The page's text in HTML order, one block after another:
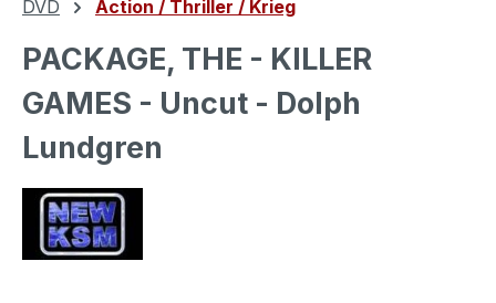
DVD Action / Thriller / Krieg
PACKAGE, THE - KILLER
GAMES - Uncut - Dolph
Lundgren